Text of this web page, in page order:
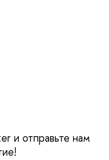
и отправьте нам